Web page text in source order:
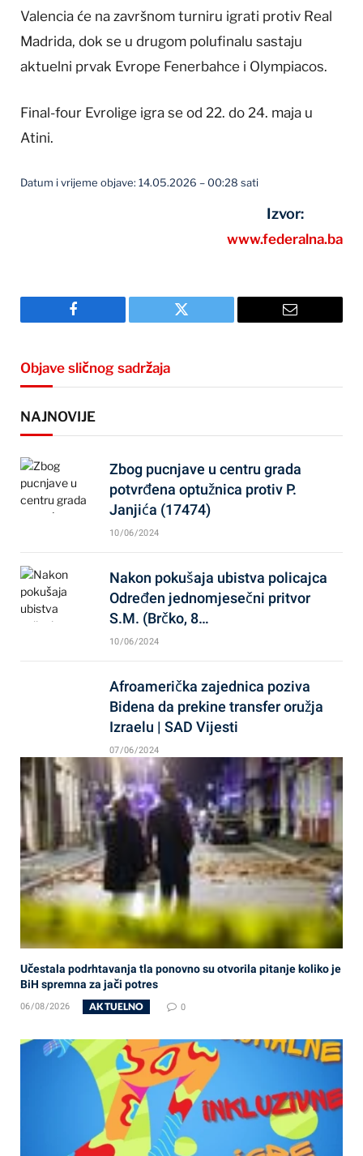
Valencia će na završnom turniru igrati protiv Real
Madrida, dok se u drugom polufinalu sastaju
aktuelni prvak Evrope Fenerbahce i Olympiacos.
Final-four Evrolige igra se od 22. do 24. maja u
Atini.
Datum i vrijeme objave: 14.05.2026 – 00:28 sati
Izvor:
www.federalna.ba
Facebook Twitter Email
Objave sličnog sadržaja
NAJNOVIJE
Zbog pucnjave u centru grada
potvrđena optužnica protiv P.
Janjića (17474)
10/06/2024
Nakon pokušaja ubistva policajca
Određen jednomjesečni pritvor
S.M. (Brčko, 8…
10/06/2024
Afroamerička zajednica poziva
Bidena da prekine transfer oružja
Izraelu | SAD Vijesti
07/06/2024
Učestala podrhtavanja tla ponovno su otvorila pitanje koliko je
BiH spremna za jači potres
06/08/2026 AKTUELNO 0